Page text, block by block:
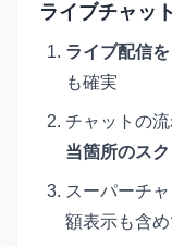
ライブチャッ
ライブ配信
も確実
チャットの流
当箇所のス
スーパーチ
額表示も含